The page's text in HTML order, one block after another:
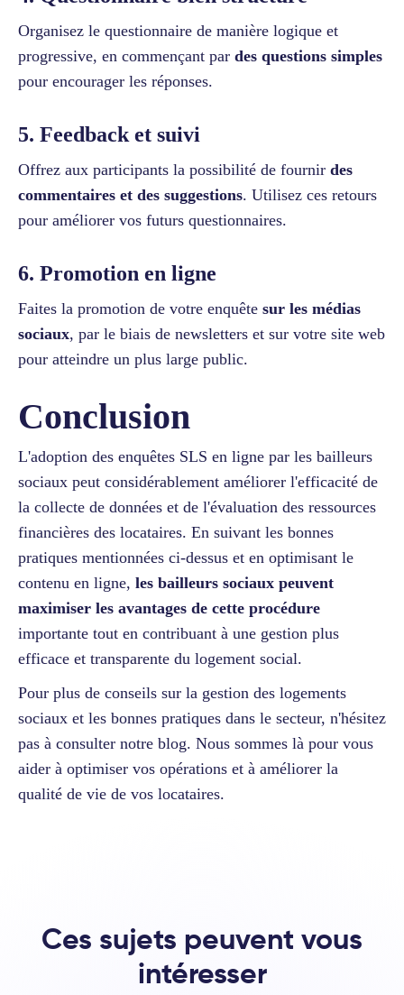
Organisez le questionnaire de manière logique et
progressive, en commençant par des questions simples
pour encourager les réponses.
5. Feedback et suivi
Offrez aux participants la possibilité de fournir des
commentaires et des suggestions. Utilisez ces retours
pour améliorer vos futurs questionnaires.
6. Promotion en ligne
Faites la promotion de votre enquête sur les médias
sociaux, par le biais de newsletters et sur votre site web
pour atteindre un plus large public.
Conclusion
L'adoption des enquêtes SLS en ligne par les bailleurs
sociaux peut considérablement améliorer l'efficacité de
la collecte de données et de l'évaluation des ressources
financières des locataires. En suivant les bonnes
pratiques mentionnées ci-dessus et en optimisant le
contenu en ligne, les bailleurs sociaux peuvent
maximiser les avantages de cette procédure
importante tout en contribuant à une gestion plus
efficace et transparente du logement social.
Pour plus de conseils sur la gestion des logements
sociaux et les bonnes pratiques dans le secteur, n'hésitez
pas à consulter notre blog. Nous sommes là pour vous
aider à optimiser vos opérations et à améliorer la
qualité de vie de vos locataires.
Ces sujets peuvent vous
intéresser